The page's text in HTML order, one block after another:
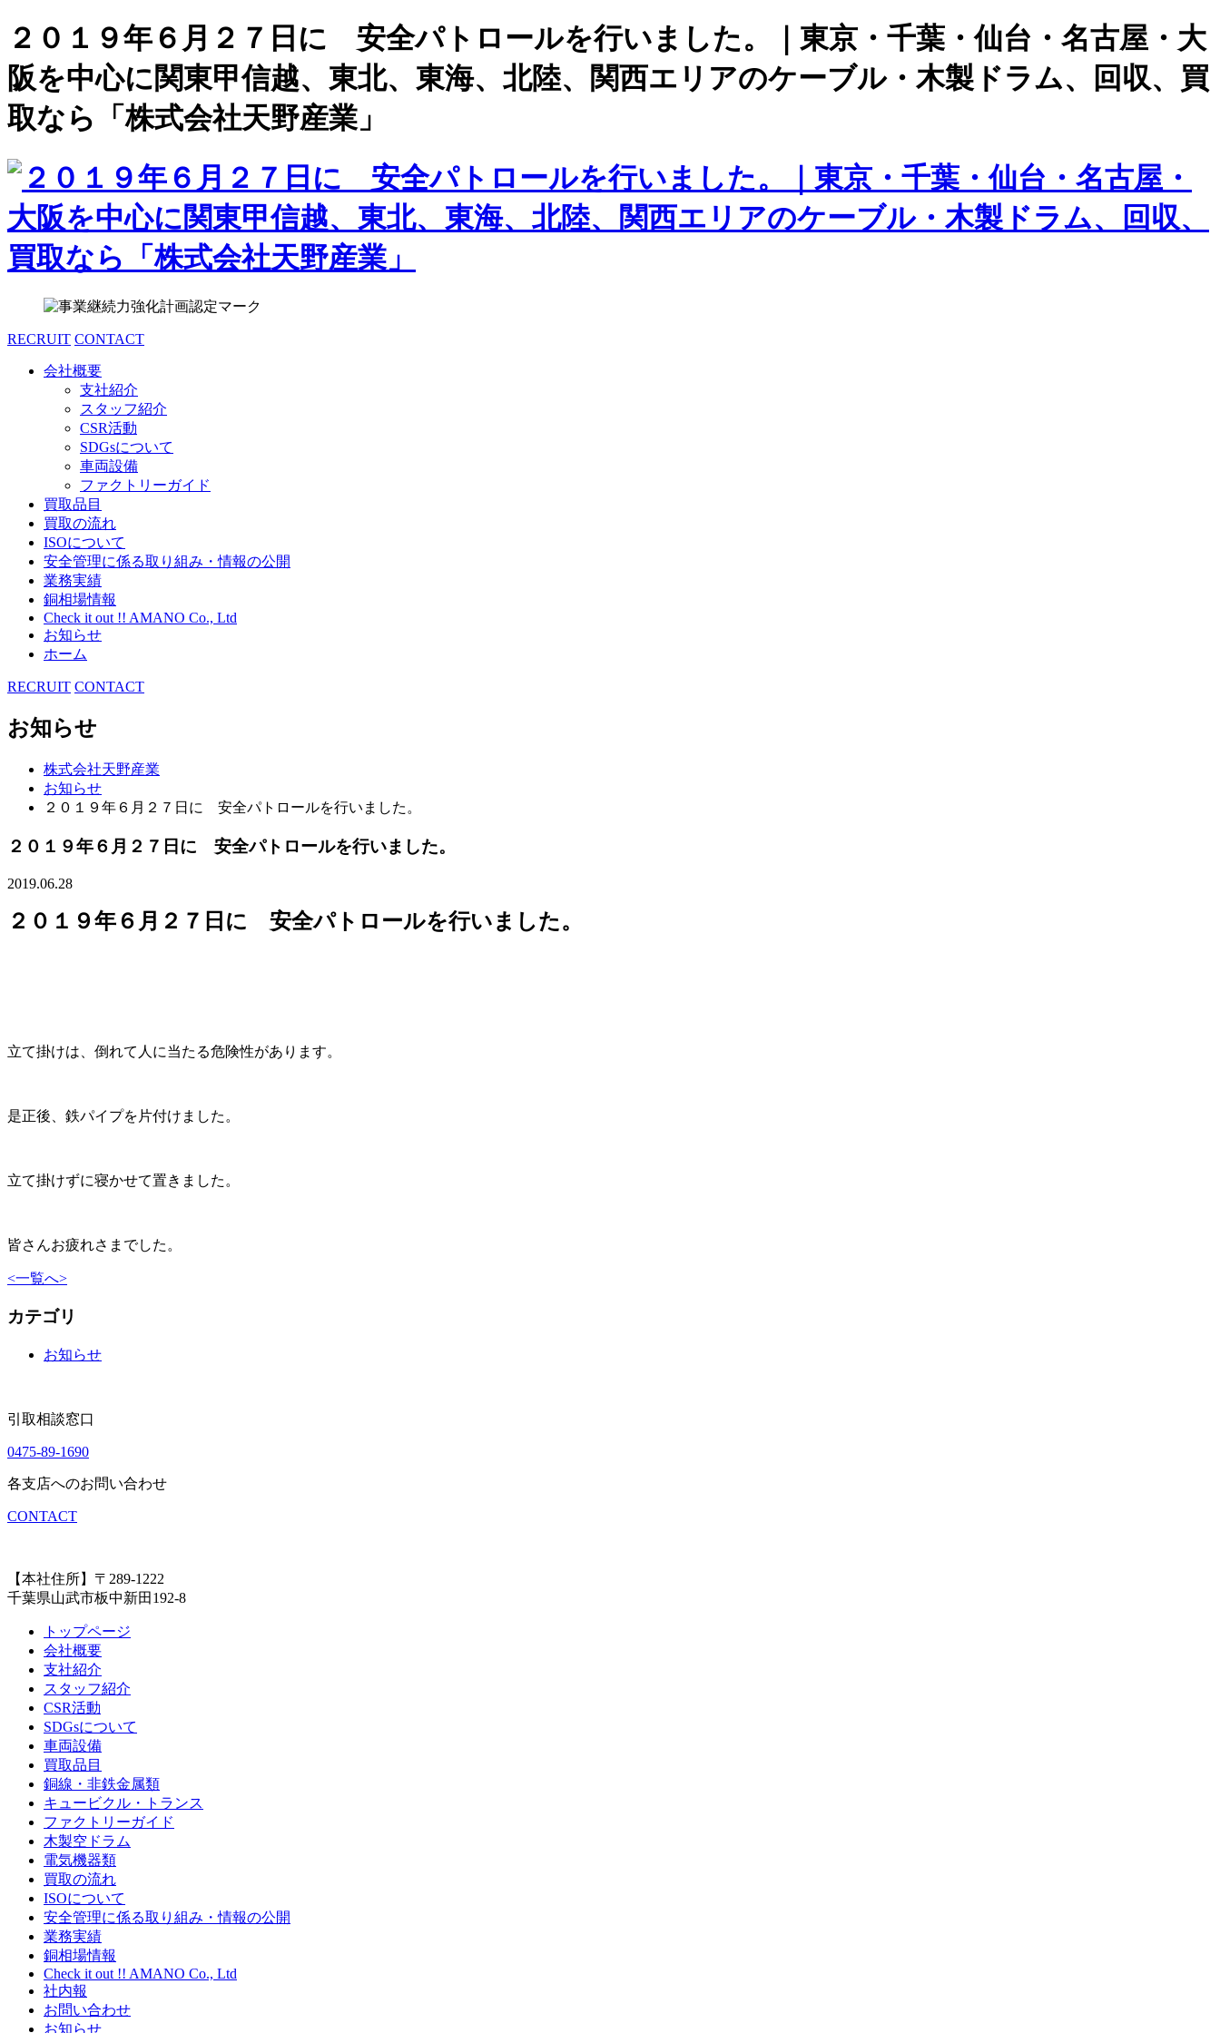
２０１９年６月２７日に 安全パトロールを行いました。｜東京・千葉・仙台・名古屋・大
阪を中心に関東甲信越、東北、東海、北陸、関西エリアのケーブル・木製ドラム、回収、買
取なら「株式会社天野産業」
RECRUIT CONTACT
会社概要
支社紹介
スタッフ紹介
CSR活動
SDGsについて
車両設備
ファクトリーガイド
買取品目
買取の流れ
ISOについて
安全管理に係る取り組み・情報の公開
業務実績
銅相場情報
Check it out !! AMANO Co., Ltd
お知らせ
ホーム
RECRUIT CONTACT
お知らせ
株式会社天野産業
お知らせ
２０１９年６月２７日に 安全パトロールを行いました。
２０１９年６月２７日に 安全パトロールを行いました。
2019.06.28
２０１９年６月２７日に 安全パトロールを行いました。
立て掛けは、倒れて人に当たる危険性があります。
是正後、鉄パイプを片付けました。
立て掛けずに寝かせて置きました。
皆さんお疲れさまでした。
<一覧へ>
カテゴリ
お知らせ
引取相談窓口
0475-89-1690
各支店へのお問い合わせ
CONTACT
【本社住所】〒289-1222
千葉県山武市板中新田192-8
トップページ
会社概要
支社紹介
スタッフ紹介
CSR活動
SDGsについて
車両設備
買取品目
銅線・非鉄金属類
キュービクル・トランス
ファクトリーガイド
木製空ドラム
電気機器類
買取の流れ
ISOについて
安全管理に係る取り組み・情報の公開
業務実績
銅相場情報
Check it out !! AMANO Co., Ltd
社内報
お問い合わせ
お知らせ